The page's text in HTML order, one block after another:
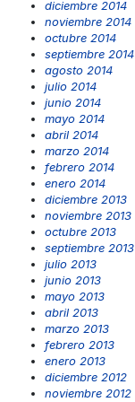
diciembre 2014
noviembre 2014
octubre 2014
septiembre 2014
agosto 2014
julio 2014
junio 2014
mayo 2014
abril 2014
marzo 2014
febrero 2014
enero 2014
diciembre 2013
noviembre 2013
octubre 2013
septiembre 2013
julio 2013
junio 2013
mayo 2013
abril 2013
marzo 2013
febrero 2013
enero 2013
diciembre 2012
noviembre 2012